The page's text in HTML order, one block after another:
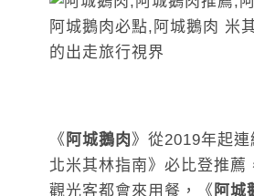
《 阿城鵝肉》從2019年起
北米其林指南》必比登推薦
觀光客都會來用餐，《 阿城